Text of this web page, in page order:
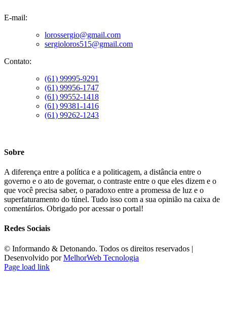
E-mail:
lorossergio@gmail.com
sergioloros515@gmail.com
Contato:
(61) 99995-9291
(61) 99956-1747
(61) 99552-1418
(61) 99381-1416
(61) 99262-1243
Sobre
A diferença entre a política e a politicagem, a distância entre o
governo e o ato de governar, o contraste entre o que eles dizem e o
que você precisa saber, o paradoxo entre a promessa de luz e o
superfaturamento do túnel. Tudo isso com a sua opinião na caixa de
comentários. Obrigado por acessar o portal!
Redes Sociais
©️ Informando & Detonando. Todos os direitos reservados |
Desenvolvido porMelhorWeb Tecnologia
Page load link